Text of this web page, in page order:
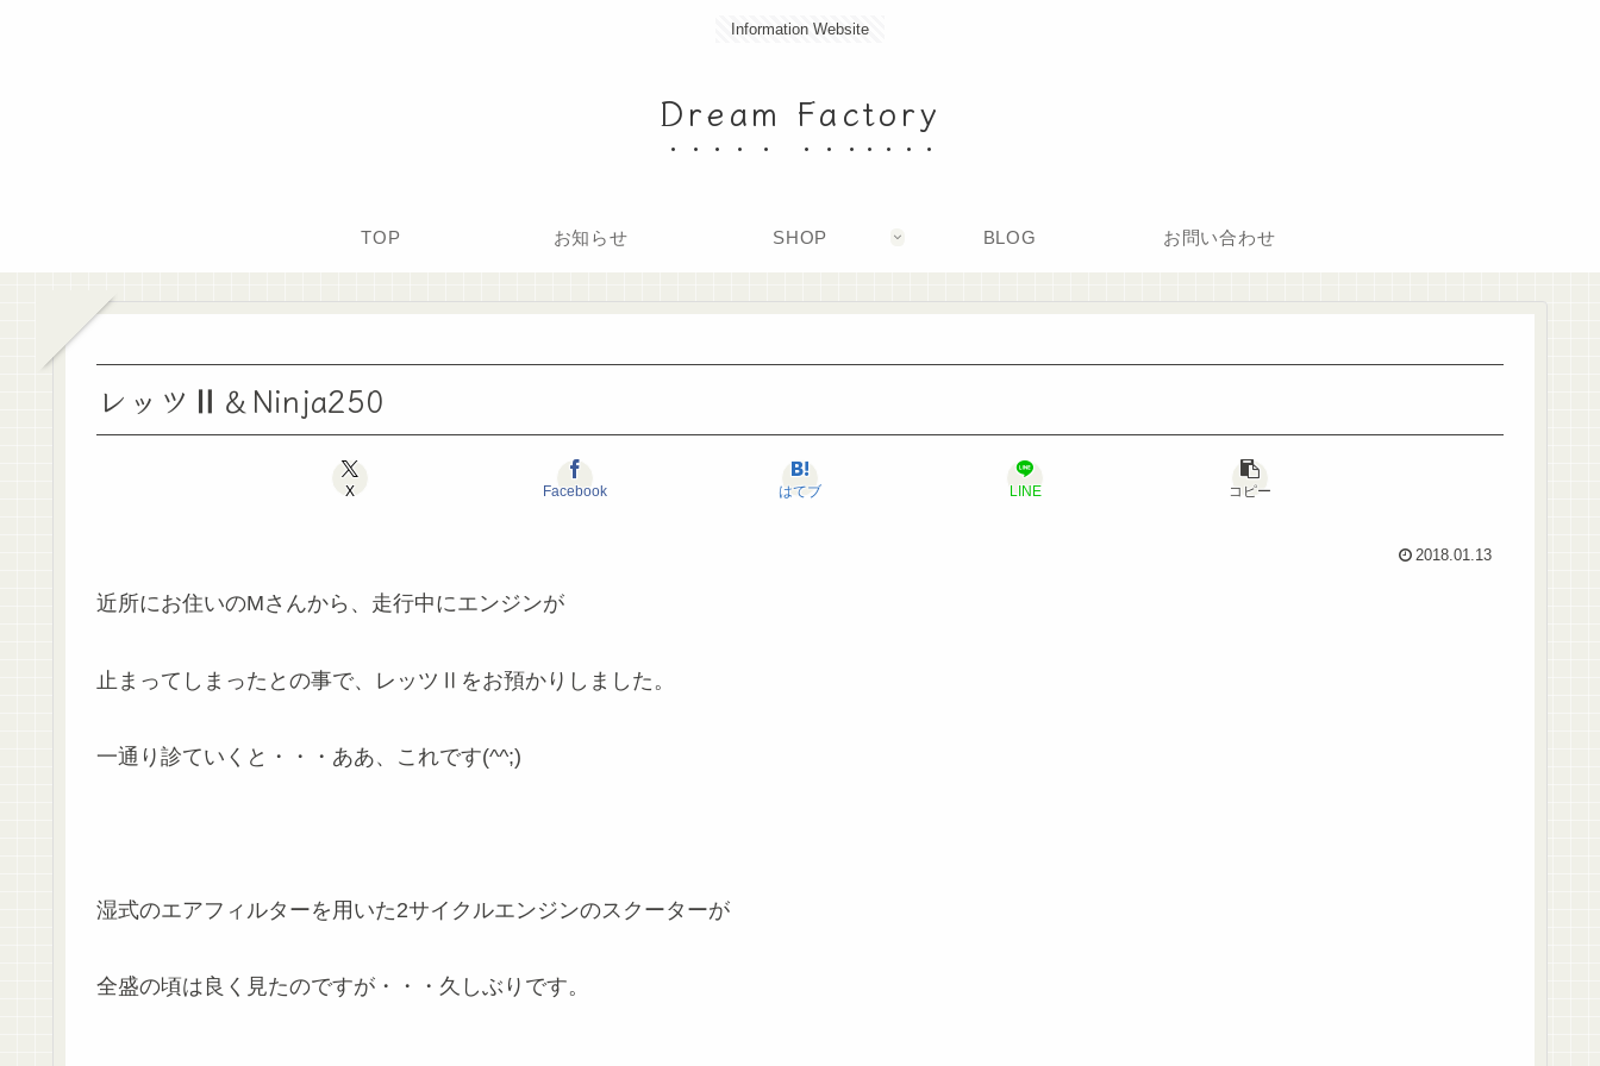
Information Website
Dream Factory
TOP お知らせ SHOP BLOG お問い合わせ
レッツⅡ＆Ninja250
X Facebook はてブ LINE コピー
2018.01.13
近所にお住いのMさんから、走行中にエンジンが
止まってしまったとの事で、レッツⅡをお預かりしました。
一通り診ていくと・・・ああ、これです(^^;)
湿式のエアフィルターを用いた2サイクルエンジンのスクーターが
全盛の頃は良く見たのですが・・・久しぶりです。